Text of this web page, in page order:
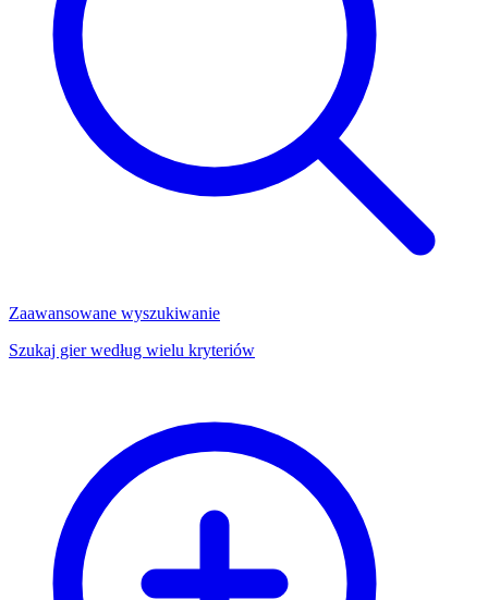
Zaawansowane wyszukiwanie
Szukaj gier według wielu kryteriów